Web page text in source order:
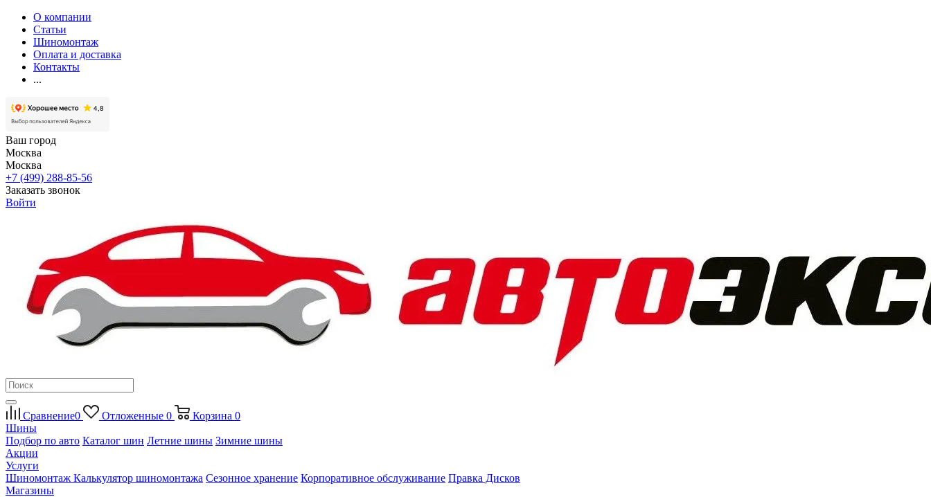
О компании
Статьи
Шиномонтаж
Оплата и доставка
Контакты
...
Ваш город
Москва
Москва
+7 (499) 288-85-56
Заказать звонок
Войти
Сравнение0 Отложенные 0 Корзина 0
Шины
Подбор по авто Каталог шин Летние шины Зимние шины
Акции
Услуги
Шиномонтаж Калькулятор шиномонтажа Сезонное хранение Корпоративное обслуживание Правка Дисков
Магазины